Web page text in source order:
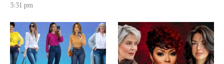
3:31 pm